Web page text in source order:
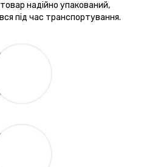
надійно упакований,
під час транспортування.